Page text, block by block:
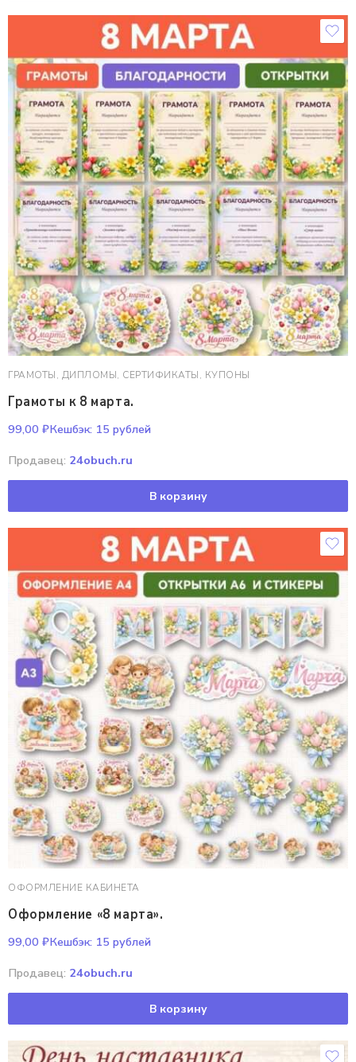
ГРАМОТЫ, ДИПЛОМЫ, СЕРТИФИКАТЫ, КУПОНЫ
Грамоты к 8 марта.
99,00 ₽Кешбэк: 15 рублей
Продавец: 24obuch.ru
В корзину
ОФОРМЛЕНИЕ КАБИНЕТА
Оформление «8 марта».
99,00 ₽Кешбэк: 15 рублей
Продавец: 24obuch.ru
В корзину